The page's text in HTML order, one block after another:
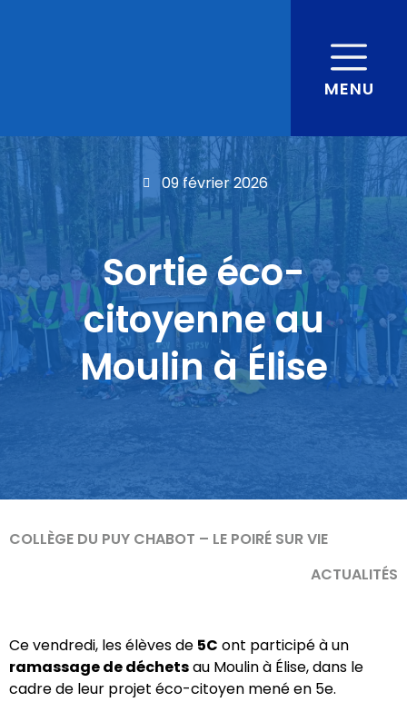
MENU
09 février 2026
Sortie éco-
citoyenne au
Moulin à Élise
COLLÈGE DU PUY CHABOT – LE POIRÉ SUR VIE
ACTUALITÉS
Ce vendredi, les élèves de 5C ont participé à un
ramassage de déchetsau Moulin à Élise, dans le
cadre de leur projet éco-citoyen mené en 5e.